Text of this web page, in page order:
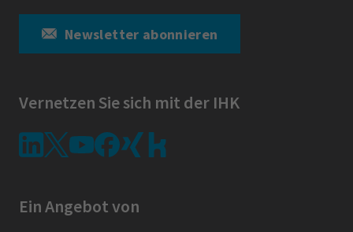
Newsletter abonnieren
Vernetzen Sie sich mit der IHK
Ein Angebot von